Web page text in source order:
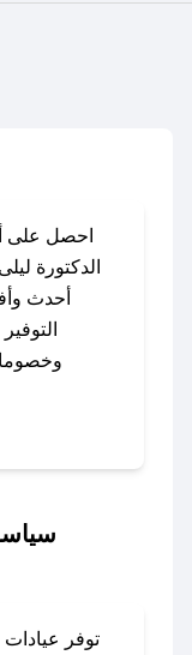
احصل على
الدكتورة
أحدث
العنيزي
الفطر، عيد
رمضان، اليوم
كود خصم
توفر